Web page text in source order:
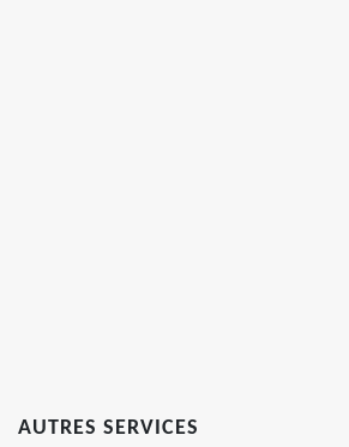
AUTRES SERVICES